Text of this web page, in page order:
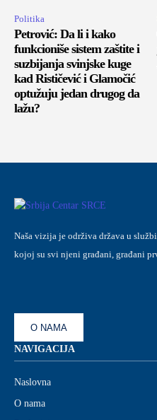
Politika
Petrović: Da li i kako
funkcioniše sistem zaštite i
suzbijanja svinjske kuge
kad Rističević i Glamočić
optužuju jedan drugog da
lažu?
Naša vizija je održiva država u
kojoj su svi njeni građani, građani
O NAMA
NAVIGACIJA
Naslovna
O nama